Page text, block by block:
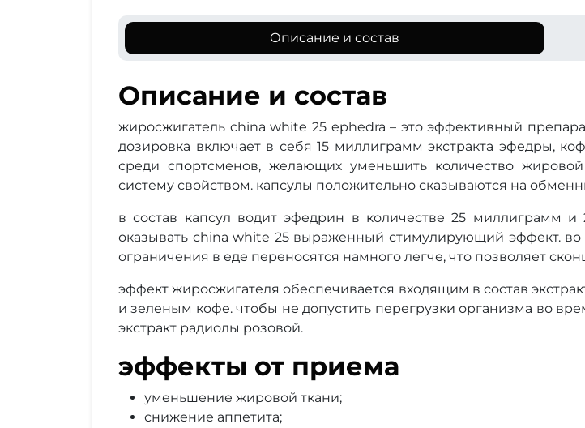
Описание и состав
Описание и состав
жиросжигатель china white 25 ephedra – это эффективный
дозировка включает в себя 15 миллиграмм экстракта эфедры,
среди спортсменов, желающих уменьшить количество
систему свойством. капсулы положительно сказываются на
в состав капсул водит эфедрин в количестве 25 миллиграмм
оказывать china white 25 выраженный стимулирующий эффект. во
ограничения в еде переносятся намного легче, что позволяет
эффект жиросжигателя обеспечивается входящим в состав
и зеленым кофе. чтобы не допустить перегрузки организма во
экстракт радиолы розовой.
эффекты от приема
уменьшение жировой ткани;
снижение аппетита;